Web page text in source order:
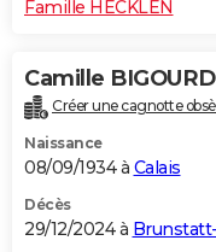
Famille HECKLEN
Camille BIGOURD
Créer une cagnotte
Naissance
08/09/1934 à Calais
Décès
29/12/2024 à